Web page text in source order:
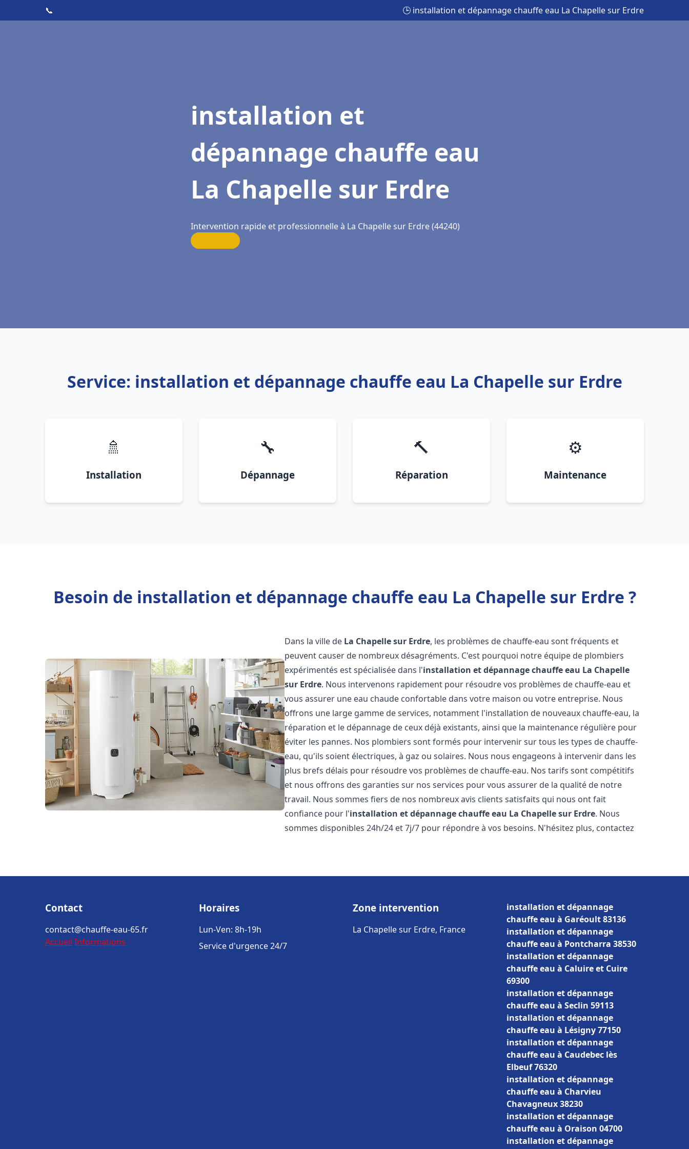
📞 🕒 installation et dépannage chauffe eau La Chapelle sur Erdre
installation et
dépannage chauffe eau
La Chapelle sur Erdre
Intervention rapide et professionnelle à La Chapelle sur Erdre (44240)
Service: installation et dépannage chauffe eau La Chapelle sur Erdre
🚿
Installation
🔧
Dépannage
🔨
Réparation
⚙️
Maintenance
Besoin de installation et dépannage chauffe eau La Chapelle sur Erdre ?
Dans la ville de La Chapelle sur Erdre, les problèmes de chauffe-eau sont fréquents et
peuvent causer de nombreux désagréments. C'est pourquoi notre équipe de plombiers
expérimentés est spécialisée dans l'installation et dépannage chauffe eau La Chapelle
sur Erdre. Nous intervenons rapidement pour résoudre vos problèmes de chauffe-eau et
vous assurer une eau chaude confortable dans votre maison ou votre entreprise. Nous
offrons une large gamme de services, notamment l'installation de nouveaux chauffe-eau, la
réparation et le dépannage de ceux déjà existants, ainsi que la maintenance régulière pour
éviter les pannes. Nos plombiers sont formés pour intervenir sur tous les types de chauffe-
eau, qu'ils soient électriques, à gaz ou solaires. Nous nous engageons à intervenir dans les
plus brefs délais pour résoudre vos problèmes de chauffe-eau. Nos tarifs sont compétitifs
et nous offrons des garanties sur nos services pour vous assurer de la qualité de notre
travail. Nous sommes fiers de nos nombreux avis clients satisfaits qui nous ont fait
confiance pour l'installation et dépannage chauffe eau La Chapelle sur Erdre. Nous
sommes disponibles 24h/24 et 7j/7 pour répondre à vos besoins. N'hésitez plus, contactez
Contact
contact@chauffe-eau-65.fr
Accueil Informations
Horaires
Lun-Ven: 8h-19h
Service d'urgence 24/7
Zone intervention
La Chapelle sur Erdre, France
installation et dépannage
chauffe eau à Garéoult 83136
installation et dépannage
chauffe eau à Pontcharra 38530
installation et dépannage
chauffe eau à Caluire et Cuire
69300
installation et dépannage
chauffe eau à Seclin 59113
installation et dépannage
chauffe eau à Lésigny 77150
installation et dépannage
chauffe eau à Caudebec lès
Elbeuf 76320
installation et dépannage
chauffe eau à Charvieu
Chavagneux 38230
installation et dépannage
chauffe eau à Oraison 04700
installation et dépannage